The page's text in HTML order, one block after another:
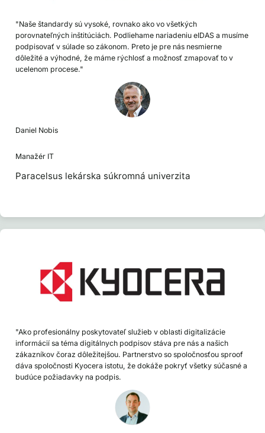
"Naše štandardy sú vysoké, rovnako ako vo všetkých
porovnateľných inštitúciách. Podliehame nariadeniu eIDAS a musíme
podpisovať v súlade so zákonom. Preto je pre nás nesmierne
dôležité a výhodné, že máme rýchlosť a možnosť zmapovať to v
ucelenom procese."
Daniel Nobis
Manažér IT
Paracelsus lekárska súkromná univerzita
"Ako profesionálny poskytovateľ služieb v oblasti digitalizácie
informácií sa téma digitálnych podpisov stáva pre nás a našich
zákazníkov čoraz dôležitejšou. Partnerstvo so spoločnosťou sproof
dáva spoločnosti Kyocera istotu, že dokáže pokryť všetky súčasné a
budúce požiadavky na podpis.